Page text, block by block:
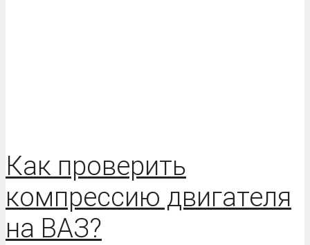
Как проверить
компрессию двигателя
на ВАЗ?